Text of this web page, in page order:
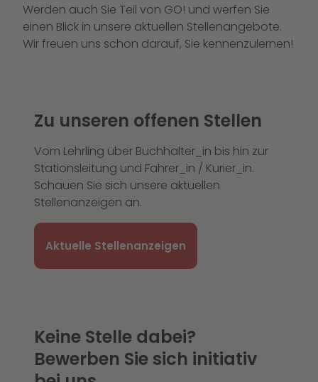
Werden auch Sie Teil von GO! und werfen Sie
einen Blick in unsere aktuellen Stellenangebote.
Wir freuen uns schon darauf, Sie kennenzulernen!
Zu unseren offenen Stellen
Vom Lehrling über Buchhalter_in bis hin zur
Stationsleitung und Fahrer_in / Kurier_in.
Schauen Sie sich unsere aktuellen
Stellenanzeigen an.
Aktuelle Stellenanzeigen
Keine Stelle dabei?
Bewerben Sie sich initiativ